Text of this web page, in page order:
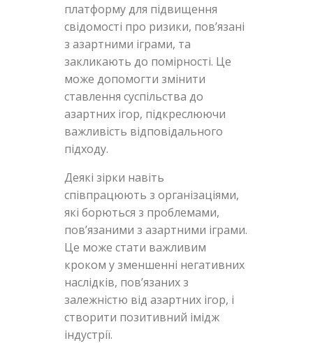
платформу для підвищення
свідомості про ризики, пов’язані
з азартними іграми, та
закликають до помірності. Це
може допомогти змінити
ставлення суспільства до
азартних ігор, підкреслюючи
важливість відповідального
підходу.
Деякі зірки навіть
співпрацюють з організаціями,
які борються з проблемами,
пов’язаними з азартними іграми.
Це може стати важливим
кроком у зменшенні негативних
наслідків, пов’язаних з
залежністю від азартних ігор, і
створити позитивний імідж
індустрії.